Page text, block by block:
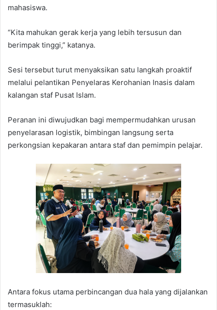
mahasiswa.
“Kita mahukan gerak kerja yang lebih tersusun dan
berimpak tinggi,” katanya.
Sesi tersebut turut menyaksikan satu langkah proaktif
melalui pelantikan Penyelaras Kerohanian Inasis dalam
kalangan staf Pusat Islam.
Peranan ini diwujudkan bagi mempermudahkan urusan
penyelarasan logistik, bimbingan langsung serta
perkongsian kepakaran antara staf dan pemimpin pelajar.
Antara fokus utama perbincangan dua hala yang dijalankan
termasuklah: